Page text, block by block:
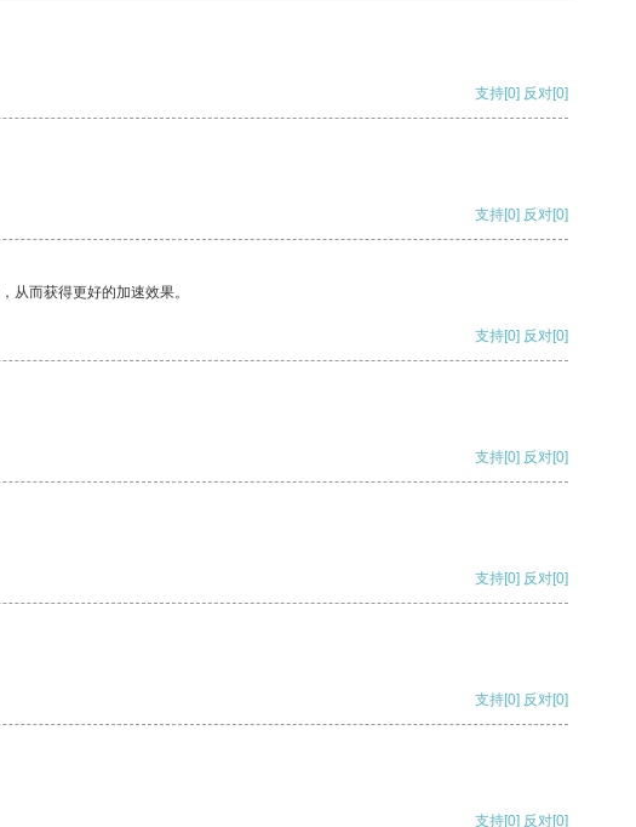
支持[0] 反对[0]
支持[0] 反对[0]
从而获得更好的加速效果。
支持[0] 反对[0]
支持[0] 反对[0]
支持[0] 反对[0]
支持[0] 反对[0]
支持[0] 反对[0]